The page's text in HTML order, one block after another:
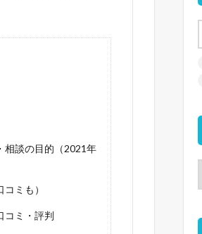
相談の目的（2021年
ミも）
コミ・評判